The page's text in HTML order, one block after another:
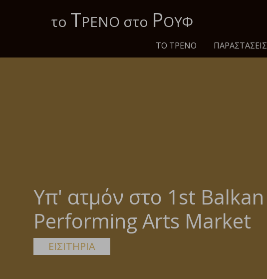
το ΤΡΕΝΟ στο ΡΟΥΦ
ΤΟ ΤΡΈΝΟ ΠΑΡΑΣΤΑΣΕΙΣ
Υπ' ατμόν στο 1st Balkan
Performing Arts Market
ΕΙΣΙΤΗΡΙΑ